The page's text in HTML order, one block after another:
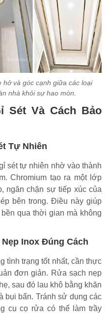
hở và góc cạnh giữa các loại
nhà khỏi sự hao mòn.
Sét Và Cách Bảo
Tự Nhiên
sét tự nhiên nhờ vào thành
Chromium tạo ra một lớp
ngăn chặn sự tiếp xúc của
bên trong. Điều này giúp
qua thời gian mà không
Inox Đúng Cách
tình trạng tốt nhất, cần thực
đơn giản. Rửa sạch nẹp
sau đó lau khô bằng khăn
bụi bẩn. Tránh sử dụng các
cụ cọ rửa có thể làm trầy